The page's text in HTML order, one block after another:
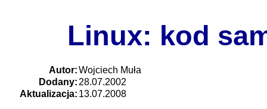
Linux: kod
Autor:Wojciech Muła
Dodany:28.07.2002
Aktualizacja: 13.07.2008